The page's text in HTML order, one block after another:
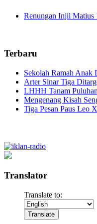
Renungan Injil Matius
Terbaru
Sekolah Ramah Anak
Arter Sinar Tiga
LHHH Tanam
Mengenang Kisah
Tiga Pesan Paus Leo
Translator
Translate to: